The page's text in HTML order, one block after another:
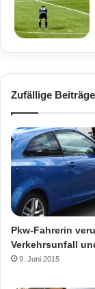
Zufällige Beiträge
Pkw-Fahrerin
Verkehrsunfall
9. Juni 2015